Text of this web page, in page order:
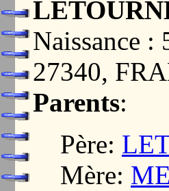
Naissance
27340,
Parents:
Père:
Mère: